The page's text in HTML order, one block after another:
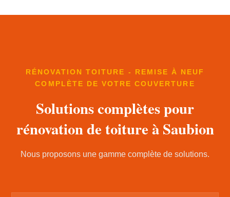
RÉNOVATION TOITURE - REMISE À NEUF
COMPLÈTE DE VOTRE COUVERTURE
Solutions complètes pour
rénovation de toiture à Saubion
Nous proposons une gamme complète de solutions.